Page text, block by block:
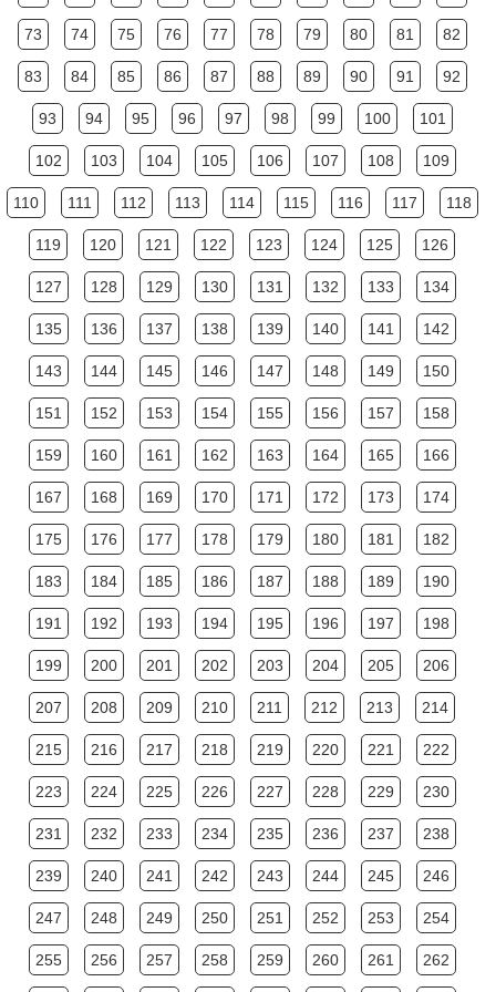
73 74 75 76 77 78 79 80 81 82
83 84 85 86 87 88 89 90 91 92
93 94 95 96 97 98 99 100 101
102 103 104 105 106 107 108 109
110 111 112 113 114 115 116 117 118
119 120 121 122 123 124 125 126
127 128 129 130 131 132 133 134
135 136 137 138 139 140 141 142
143 144 145 146 147 148 149 150
151 152 153 154 155 156 157 158
159 160 161 162 163 164 165 166
167 168 169 170 171 172 173 174
175 176 177 178 179 180 181 182
183 184 185 186 187 188 189 190
191 192 193 194 195 196 197 198
199 200 201 202 203 204 205 206
207 208 209 210 211 212 213 214
215 216 217 218 219 220 221 222
223 224 225 226 227 228 229 230
231 232 233 234 235 236 237 238
239 240 241 242 243 244 245 246
247 248 249 250 251 252 253 254
255 256 257 258 259 260 261 262